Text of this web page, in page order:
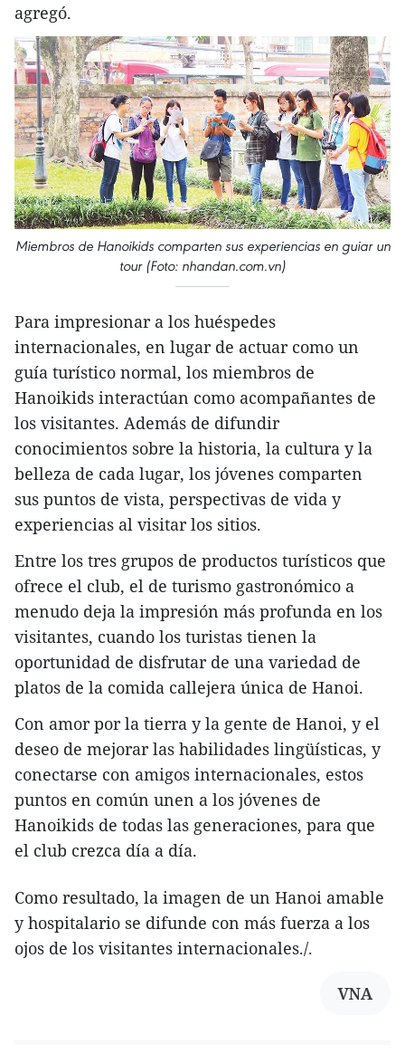
agregó.
Miembros de Hanoikids comparten sus experiencias en guiar un
tour (Foto: nhandan.com.vn)
Para impresionar a los huéspedes
internacionales, en lugar de actuar como un
guía turístico normal, los miembros de
Hanoikids interactúan como acompañantes de
los visitantes. Además de difundir
conocimientos sobre la historia, la cultura y la
belleza de cada lugar, los jóvenes comparten
sus puntos de vista, perspectivas de vida y
experiencias al visitar los sitios.
Entre los tres grupos de productos turísticos que
ofrece el club, el de turismo gastronómico a
menudo deja la impresión más profunda en los
visitantes, cuando los turistas tienen la
oportunidad de disfrutar de una variedad de
platos de la comida callejera única de Hanoi.
Con amor por la tierra y la gente de Hanoi, y el
deseo de mejorar las habilidades lingüísticas, y
conectarse con amigos internacionales, estos
puntos en común unen a los jóvenes de
Hanoikids de todas las generaciones, para que
el club crezca día a día.
Como resultado, la imagen de un Hanoi amable
y hospitalario se difunde con más fuerza a los
ojos de los visitantes internacionales./.
VNA